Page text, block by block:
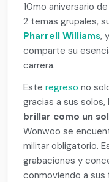
10mo aniversario
2 temas grupales,
Pharrell Williams,
comparte su
carrera.
Esteregreso no
gracias a sus solos,
brillar como un
Wonwoo se
militar obligatorio.
grabaciones y
conmoviendo a